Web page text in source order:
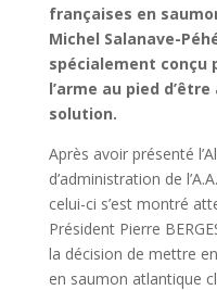
françaises en
Michel Salanave-
spécialement conçu
l’arme au pied
solution.
Après avoir présenté
d’administration de
celui-ci s’est montré
Président Pierre
la décision de mettre
en saumon atlantique